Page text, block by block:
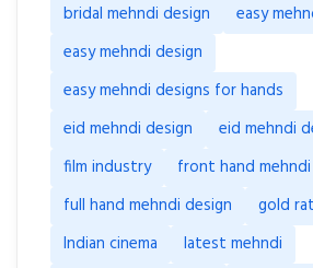
bridal mehndi design
easy
easy mehndi design
easy mehndi designs for hands
eid mehndi design
eid mehndi
film industry
front hand
full hand mehndi design
gold
Indian cinema
latest mehndi